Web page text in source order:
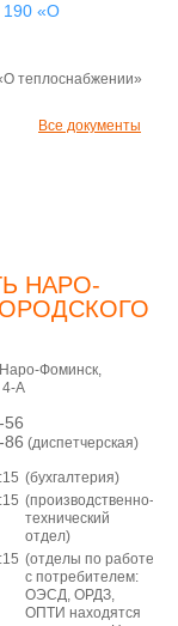
190 «О
теплоснабжении»
Все документы
НАРО-
Фоминск,
4-А
56
86 (диспетчерская)
(бухгалтерия)
(производственно-
технический
отдел)
(отделы по работе
с потребителем:
ОЭСД, ОРДЗ,
ОПТИ находятся